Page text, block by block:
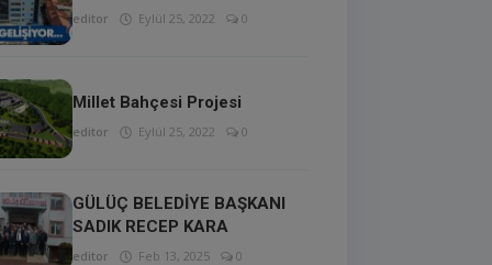
editor Eylül 25, 2022 0
Millet Bahçesi Projesi
editor Eylül 25, 2022 0
GÜLÜÇ BELEDİYE BAŞKANI
SADIK RECEP KARA
editor Feb 13, 2025 0